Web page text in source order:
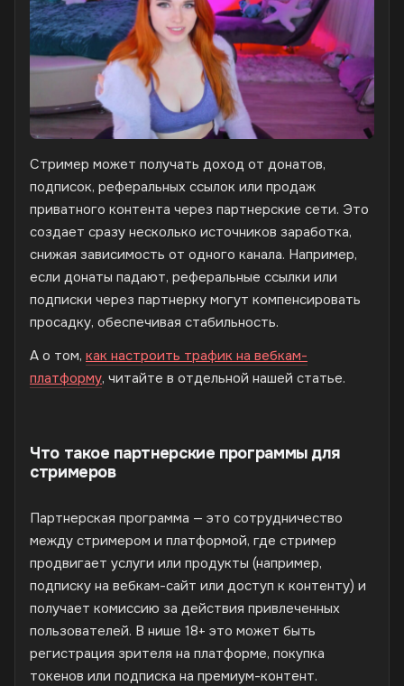
Стример может получать доход от донатов,
подписок, реферальных ссылок или продаж
приватного контента через партнерские сети. Это
создает сразу несколько источников заработка,
снижая зависимость от одного канала. Например,
если донаты падают, реферальные ссылки или
подписки через партнерку могут компенсировать
просадку, обеспечивая стабильность.
А о том, как настроить трафик на вебкам-
платформу, читайте в отдельной нашей статье.
Что такое партнерские программы для
стримеров
Партнерская программа — это сотрудничество
между стримером и платформой, где стример
продвигает услуги или продукты (например,
подписку на вебкам-сайт или доступ к контенту) и
получает комиссию за действия привлеченных
пользователей. В нише 18+ это может быть
регистрация зрителя на платформе, покупка
токенов или подписка на премиум-контент.